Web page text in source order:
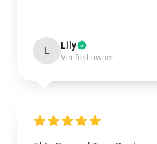
L Lily
Verified owner